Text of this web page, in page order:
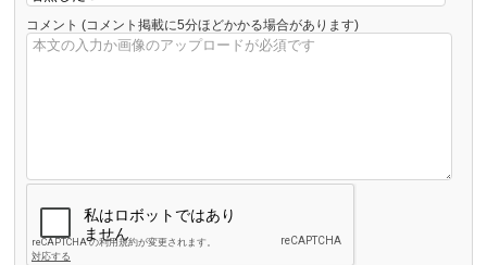
コメント (コメント掲載に5分ほどかかる場合があります)